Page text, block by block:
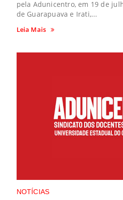
pela Adunicentro, em 19 de
de Guarapuava e Irati,...
Leia Mais
NOTÍCIAS